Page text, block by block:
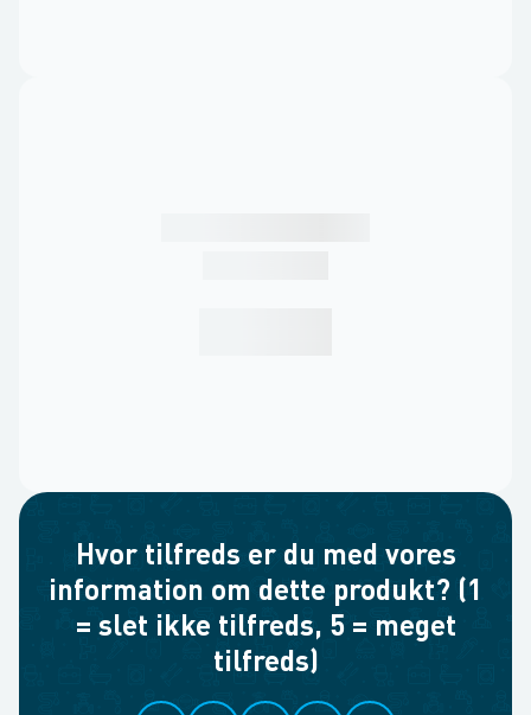
Hvor tilfreds er du med vores
information om dette produkt? (1
= slet ikke tilfreds, 5 = meget
tilfreds)